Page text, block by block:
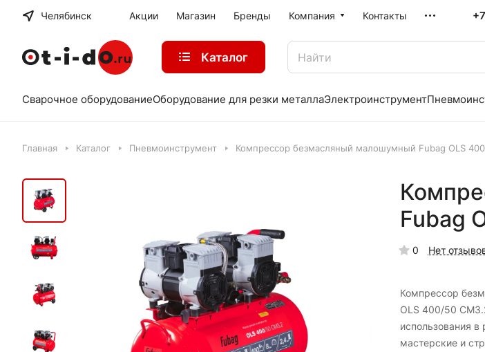
Челябинск Акции Магазин Бренды Компания Контакты
Каталог
Сварочное оборудованиеОборудование для резки металлаЭлектроинструмент
Главная Каталог Пневмоинструмент Компрессор безмасляный малошумный Fubag OLS
Fubag
0 Нет
Компрессор
OLS 400/50
использования
мастерские и